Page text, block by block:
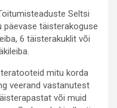
Seltsi
päevase täisterakoguse
6 täisterakuklit või
mitu korda
veerand vastanutest
või muid